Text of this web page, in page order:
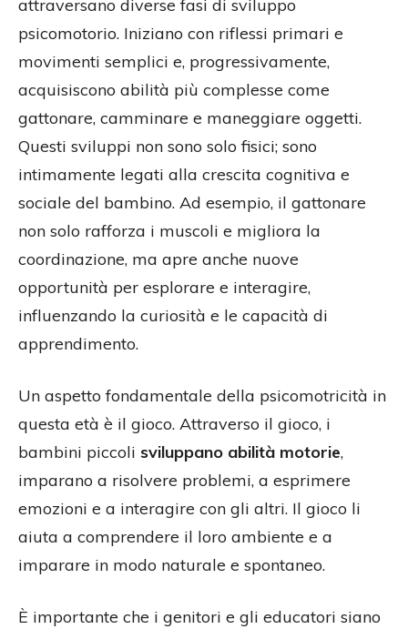
attraversano diverse fasi di sviluppo
psicomotorio. Iniziano con riflessi primari e
movimenti semplici e, progressivamente,
acquisiscono abilità più complesse come
gattonare, camminare e maneggiare oggetti.
Questi sviluppi non sono solo fisici; sono
intimamente legati alla crescita cognitiva e
sociale del bambino. Ad esempio, il gattonare
non solo rafforza i muscoli e migliora la
coordinazione, ma apre anche nuove
opportunità per esplorare e interagire,
influenzando la curiosità e le capacità di
apprendimento.
Un aspetto fondamentale della psicomotricità in
questa età è il gioco. Attraverso il gioco, i
bambini piccoli sviluppano abilità motorie,
imparano a risolvere problemi, a esprimere
emozioni e a interagire con gli altri. Il gioco li
aiuta a comprendere il loro ambiente e a
imparare in modo naturale e spontaneo.
È importante che i genitori e gli educatori siano